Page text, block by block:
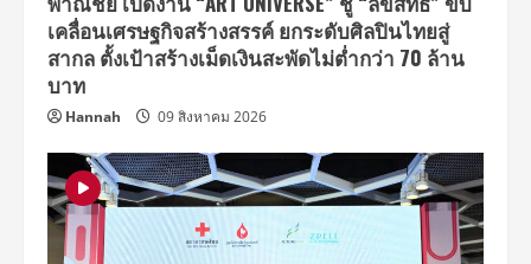
เคลื่อนเศรษฐกิจสร้างสรรค์ ยกระดับศิลปินไทยสู่
สากล ตั้งเป้าสร้างเม็ดเงินสะพัดไม่ต่ำกว่า 70 ล้าน
บาท
Hannah 09 สิงหาคม 2026